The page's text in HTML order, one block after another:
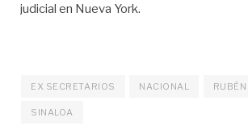
judicial en Nueva York.
EX SECRETARIOS NACIONAL
SINALOA